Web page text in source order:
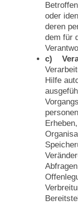
oder
deren
dem für
c)
Hilfe